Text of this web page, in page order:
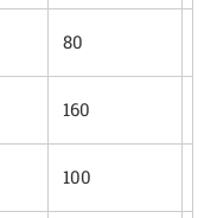
80
160
100